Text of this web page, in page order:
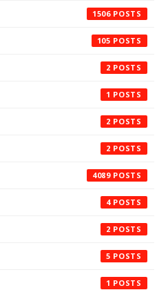
1506
105
2
1
2
2
4089
4
2
5
1